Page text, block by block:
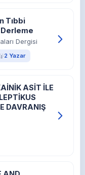
Tıbbi
Derleme
Dergisi
2 Yazar
ASİT İLE
DAVRANIŞ